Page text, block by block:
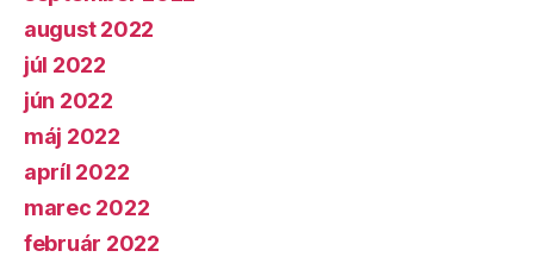
august 2022
júl 2022
jún 2022
máj 2022
apríl 2022
marec 2022
február 2022